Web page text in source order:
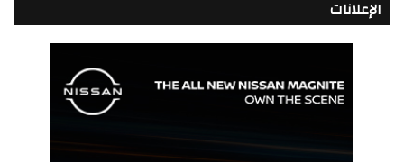
الإعلانات